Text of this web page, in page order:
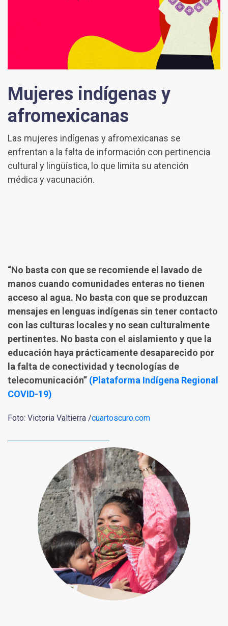
Mujeres indígenas y
afromexicanas
Las mujeres indígenas y afromexicanas se
enfrentan a la falta de información con pertinencia
cultural y lingüística, lo que limita su atención
médica y vacunación.
“No basta con que se recomiende el lavado de
manos cuando comunidades enteras no tienen
acceso al agua. No basta con que se produzcan
mensajes en lenguas indígenas sin tener contacto
con las culturas locales y no sean culturalmente
pertinentes. No basta con el aislamiento y que la
educación haya prácticamente desaparecido por
la falta de conectividad y tecnologías de
telecomunicación” (Plataforma Indígena Regional
COVID-19)
Foto: Victoria Valtierra /cuartoscuro.com